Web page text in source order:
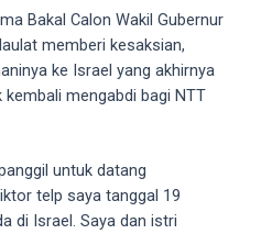
Bakal Calon Wakil Gubernur
memberi kesaksian,
ke Israel yang akhirnya
mengabdi bagi NTT
untuk datang
telp saya tanggal 19
di Israel. Saya dan istri